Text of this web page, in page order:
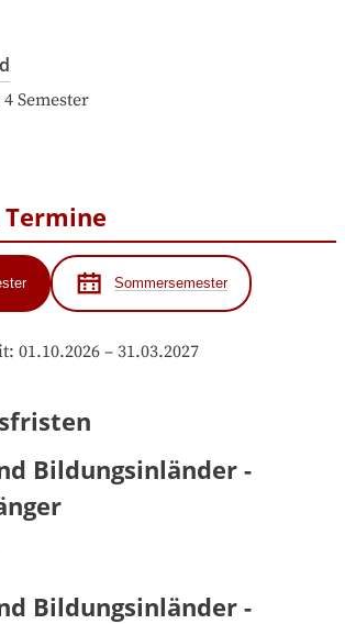
4 Semester
Sommersemester
: 01.10.2026 – 31.03.2027
Bildungsinländer -
Bildungsinländer -